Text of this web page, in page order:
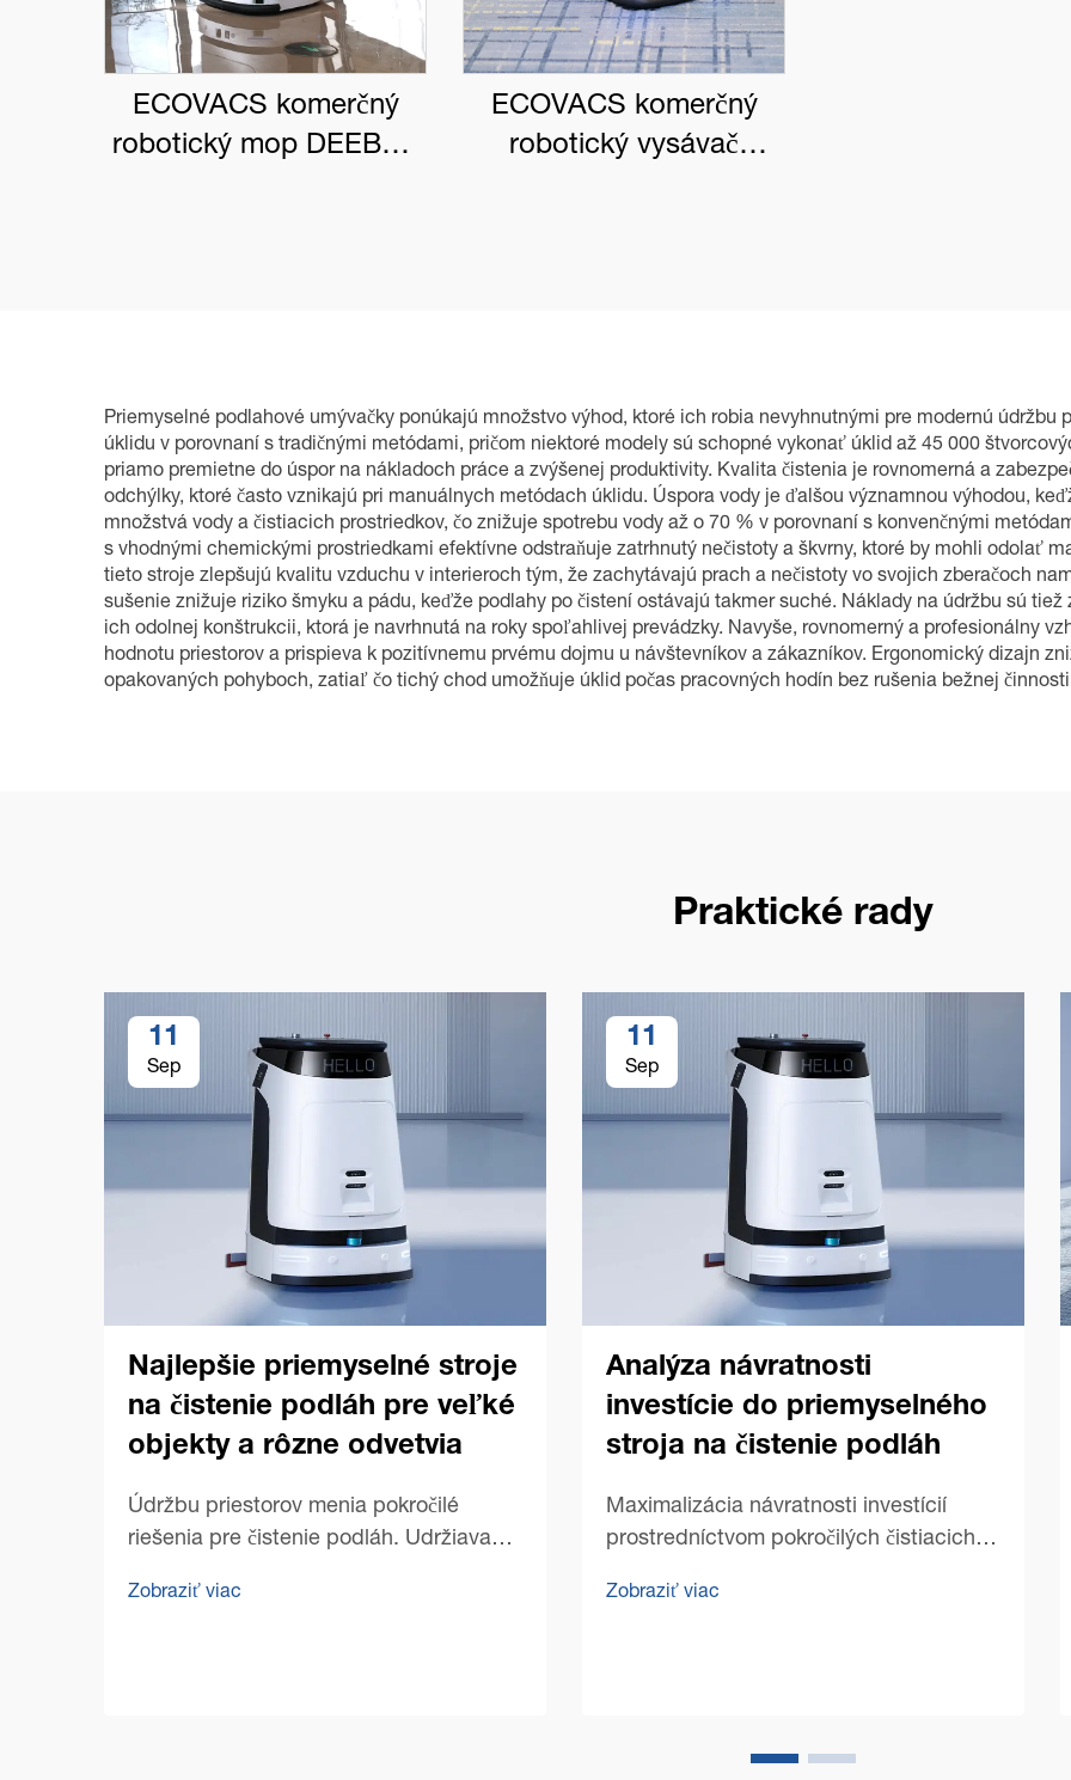
ECOVACS komerčný
robotický mop DEEBOT
ECOVACS komerčný
robotický vysávač
Priemyselné podlahové umývačky ponúkajú množstvo výhod, ktoré ich robia nevyhnutnými pre modernú údržbu
úklidu v porovnaní s tradičnými metódami, pričom niektoré modely sú schopné vykonať úklid až 45 000
priamo premietne do úspor na nákladoch práce a zvýšenej produktivity. Kvalita čistenia je rovnomerná a
odchýlky, ktoré často vznikajú pri manuálnych metódach úklidu. Úspora vody je ďalšou významnou výhodou,
množstvá vody a čistiacich prostriedkov, čo znižuje spotrebu vody až o 70 % v porovnaní s konvenčnými
s vhodnými chemickými prostriedkami efektívne odstraňuje zatrhnutý nečistoty a škvrny, ktoré by mohli odolať
tieto stroje zlepšujú kvalitu vzduchu v interieroch tým, že zachytávajú prach a nečistoty vo svojich zberačoch
sušenie znižuje riziko šmyku a pádu, keďže podlahy po čistení ostávajú takmer suché. Náklady na údržbu sú
ich odolnej konštrukcii, ktorá je navrhnutá na roky spoľahlivej prevádzky. Navyše, rovnomerný a profesionálny
hodnotu priestorov a prispieva k pozitívnemu prvému dojmu u návštevníkov a zákazníkov. Ergonomický dizajn
opakovaných pohyboch, zatiaľ čo tichý chod umožňuje úklid počas pracovných hodín bez rušenia bežnej
Praktické rady
11
Sep
Najlepšie priemyselné stroje
na čistenie podláh pre veľké
objekty a rôzne odvetvia
Údržbu priestorov menia pokročilé
riešenia pre čistenie podláh. Udržiavanie
komerčných priestoroch predstavuje
Zobraziť viac
11
Sep
Analýza návratnosti
investície do priemyselného
stroja na čistenie podláh
Maximalizácia návratnosti investícií
prostredníctvom pokročilých čistiacich
konkurenčnom obchodnom prostredí sa
Zobraziť viac